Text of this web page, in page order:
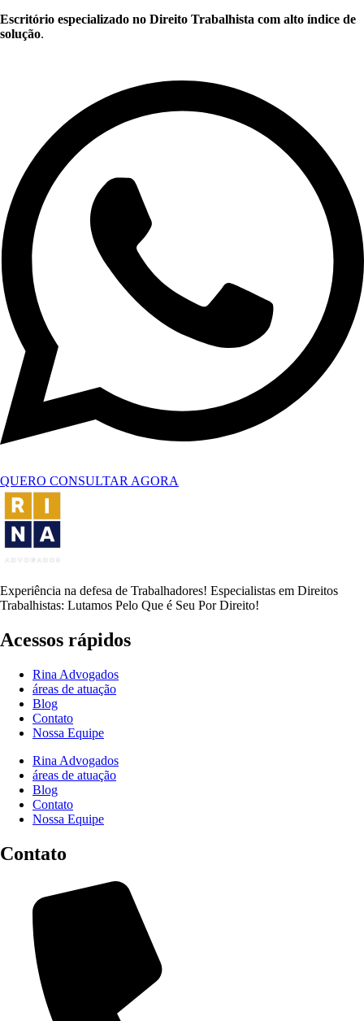
Escritório especializado no Direito Trabalhista com alto índice de
solução.
QUERO CONSULTAR AGORA
Experiência na defesa de Trabalhadores! Especialistas em Direitos
Trabalhistas: Lutamos Pelo Que é Seu Por Direito!
Acessos rápidos
Rina Advogados
áreas de atuação
Blog
Contato
Nossa Equipe
Rina Advogados
áreas de atuação
Blog
Contato
Nossa Equipe
Contato